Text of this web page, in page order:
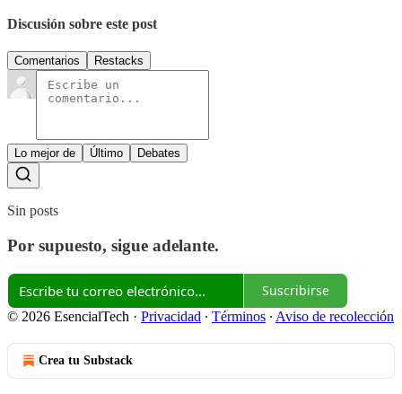
Discusión sobre este post
Comentarios Restacks
Lo mejor de Último Debates
Sin posts
Por supuesto, sigue adelante.
Suscribirse
© 2026 EsencialTech · Privacidad ∙ Términos ∙ Aviso de recolección
Crea tu Substack